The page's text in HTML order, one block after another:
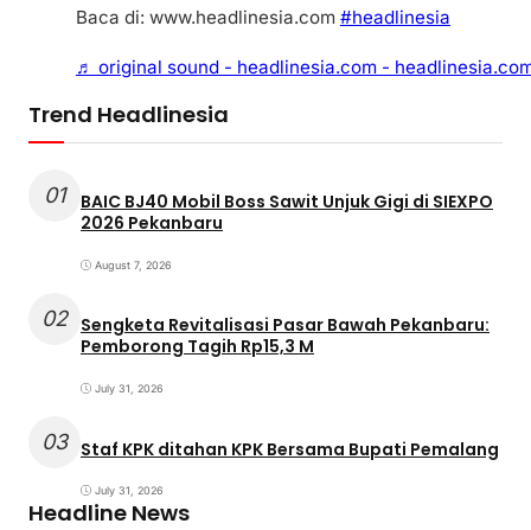
Baca di: www.headlinesia.com #headlinesia
♬ original sound - headlinesia.com -
Trend Headlinesia
01
BAIC BJ40 Mobil Boss Sawit Unjuk Gigi di SIEXPO
2026 Pekanbaru
August 7, 2026
02 Sengketa Revitalisasi Pasar Bawah Pekanbaru:
Pemborong Tagih Rp15,3 M
July 31, 2026
03 Staf KPK ditahan KPK Bersama Bupati Pemalang
July 31, 2026
Headline News